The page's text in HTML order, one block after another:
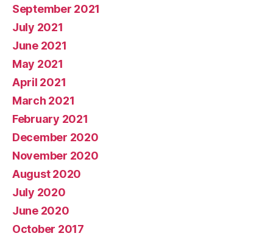
September 2021
July 2021
June 2021
May 2021
April 2021
March 2021
February 2021
December 2020
November 2020
August 2020
July 2020
June 2020
October 2017